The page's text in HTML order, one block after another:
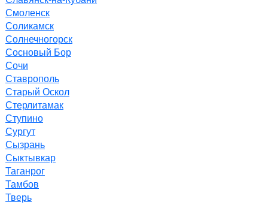
Смоленск
Соликамск
Солнечногорск
Сосновый Бор
Сочи
Ставрополь
Старый Оскол
Стерлитамак
Ступино
Сургут
Сызрань
Сыктывкар
Таганрог
Тамбов
Тверь